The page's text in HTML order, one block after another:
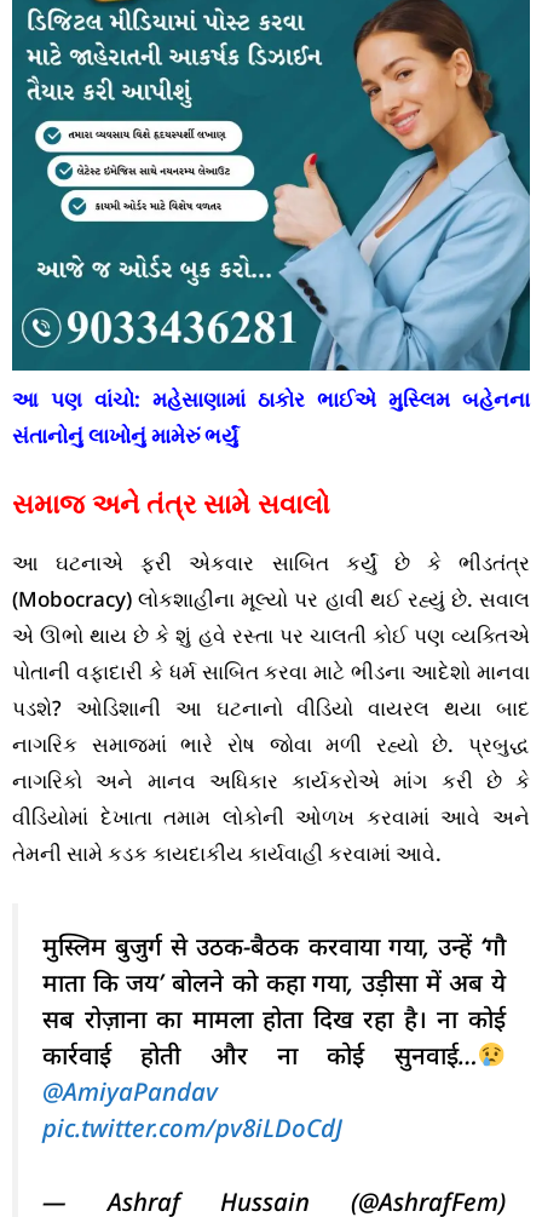
આ પણ વાંચો: મહેસાણામાં ઠાકોર ભાઈએ મુસ્લિમ બહેનના
સંતાનોનું લાખોનું મામેરું ભર્યું
સમાજ અને તંત્ર સામે સવાલો
આ ઘટનાએ ફરી એકવાર સાબિત કર્યું છે કે ભીડતંત્ર
(Mobocracy) લોકશાહીના મૂલ્યો પર હાવી થઈ રહ્યું છે. સવાલ
એ ઊભો થાય છે કે શું હવે રસ્તા પર ચાલતી કોઈ પણ વ્યક્તિએ
પોતાની વફાદારી કે ધર્મ સાબિત કરવા માટે ભીડના આદેશો માનવા
પડશે? ઓડિશાની આ ઘટનાનો વીડિયો વાયરલ થયા બાદ
નાગરિક સમાજમાં ભારે રોષ જોવા મળી રહ્યો છે. પ્રબુદ્ધ
નાગરિકો અને માનવ અધિકાર કાર્યકરોએ માંગ કરી છે કે
વીડિયોમાં દેખાતા તમામ લોકોની ઓળખ કરવામાં આવે અને
તેમની સામે કડક કાયદાકીય કાર્યવાહી કરવામાં આવે.
मुस्लिम बुजुर्ग से उठक-बैठक करवाया गया, उन्हें ‘गौ
माता कि जय’ बोलने को कहा गया, उड़ीसा में अब ये
सब रोज़ाना का मामला होता दिख रहा है। ना कोई
कार्रवाई होती और ना कोई सुनवाई…
@AmiyaPandav
pic.twitter.com/pv8iLDoCdJ
— Ashraf Hussain (@AshrafFem)